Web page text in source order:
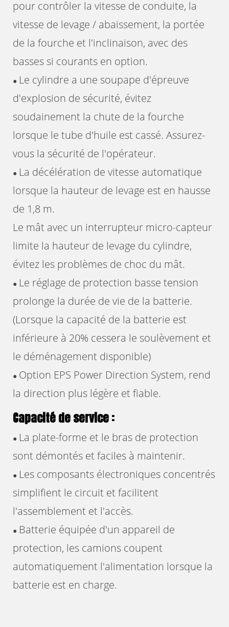
pour contrôler la vitesse de conduite, la
vitesse de levage / abaissement, la portée
de la fourche et l'inclinaison, avec des
basses si courants en option.
● Le cylindre a une soupape d'épreuve
d'explosion de sécurité, évitez
soudainement la chute de la fourche
lorsque le tube d'huile est cassé. Assurez-
vous la sécurité de l'opérateur.
● La décélération de vitesse automatique
lorsque la hauteur de levage est en hausse
de 1,8 m.
Le mât avec un interrupteur micro-capteur
limite la hauteur de levage du cylindre,
évitez les problèmes de choc du mât.
● Le réglage de protection basse tension
prolonge la durée de vie de la batterie.
(Lorsque la capacité de la batterie est
inférieure à 20% cessera le soulèvement et
le déménagement disponible)
● Option EPS Power Direction System, rend
la direction plus légère et fiable.
Capacité de service:
● La plate-forme et le bras de protection
sont démontés et faciles à maintenir.
● Les composants électroniques concentrés
simplifient le circuit et facilitent
l'assemblement et l'accès.
● Batterie équipée d'un appareil de
protection, les camions coupent
automatiquement l'alimentation lorsque la
batterie est en charge.